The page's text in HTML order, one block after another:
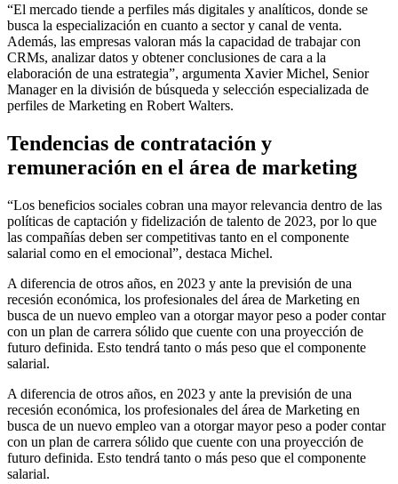
“El mercado tiende a perfiles más digitales y analíticos, donde se
busca la especialización en cuanto a sector y canal de venta.
Además, las empresas valoran más la capacidad de trabajar con
CRMs, analizar datos y obtener conclusiones de cara a la
elaboración de una estrategia”, argumenta Xavier Michel, Senior
Manager en la división de búsqueda y selección especializada de
perfiles de Marketing en Robert Walters.
Tendencias de contratación y
remuneración en el área de marketing
“Los beneficios sociales cobran una mayor relevancia dentro de las
políticas de captación y fidelización de talento de 2023, por lo que
las compañías deben ser competitivas tanto en el componente
salarial como en el emocional”, destaca Michel.
A diferencia de otros años, en 2023 y ante la previsión de una
recesión económica, los profesionales del área de Marketing en
busca de un nuevo empleo van a otorgar mayor peso a poder contar
con un plan de carrera sólido que cuente con una proyección de
futuro definida. Esto tendrá tanto o más peso que el componente
salarial.
A diferencia de otros años, en 2023 y ante la previsión de una
recesión económica, los profesionales del área de Marketing en
busca de un nuevo empleo van a otorgar mayor peso a poder contar
con un plan de carrera sólido que cuente con una proyección de
futuro definida. Esto tendrá tanto o más peso que el componente
salarial.